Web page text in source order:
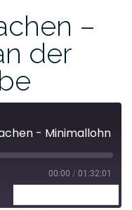
–
der
00:00 / 01:32:01